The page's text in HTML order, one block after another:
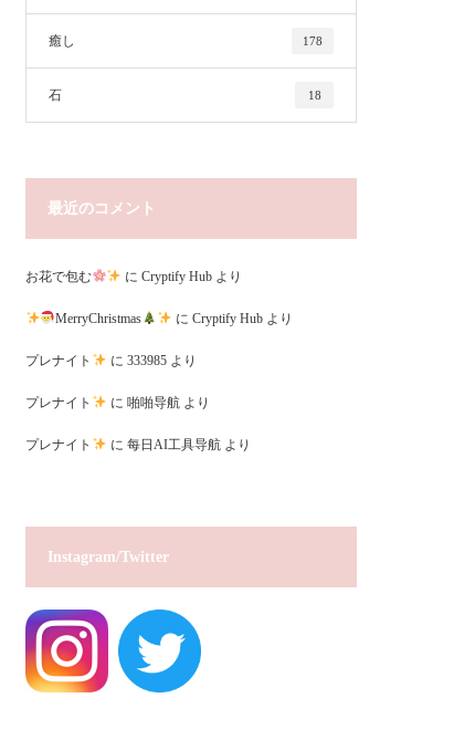
癒し 178
石 18
最近のコメント
お花で包む にCryptify Hub より
MerryChristmas に Cryptify Hubより
プレナイト に 333985より
プレナイト に 啪啪导航より
プレナイト に 每日AI工具导航より
Instagram/Twitter